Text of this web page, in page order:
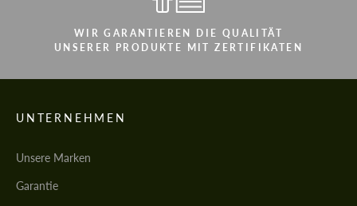
WIR GARANTIEREN DIE QUALITÄT
UNSERER PRODUKTE MIT ZERTIFIKATEN
UNTERNEHMEN
Unsere Marken
Garantie